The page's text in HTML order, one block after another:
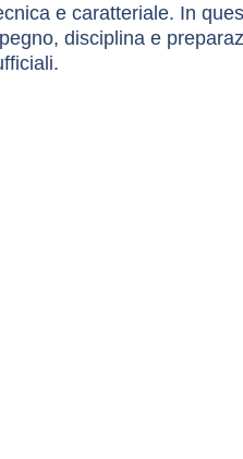
e caratteriale. In
disciplina e